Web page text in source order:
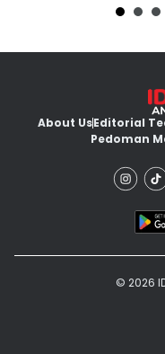
About UsEditorial
Pedoman
© 2026